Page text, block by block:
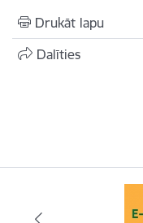
Drukāt lapu
Dalīties